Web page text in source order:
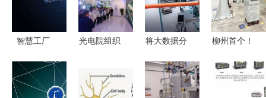
智慧工厂
塑制造业的
新风景
光电院组织
光通开展院
企观摩活动
将大数据分
到工厂网络
边缘 网络
柳州首个！
5G工厂名
录》公示，